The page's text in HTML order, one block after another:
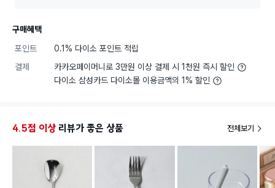
구매혜택
포인트
0.1% 다이소 포인트 적립
결제
카카오페이머니로 3만원 이상 결제 시 1천원 즉시 할인
다이소 삼성카드 다이소몰 이용금액의 1% 할인
4.5점 이상 리뷰가 좋은 상품 전체보기